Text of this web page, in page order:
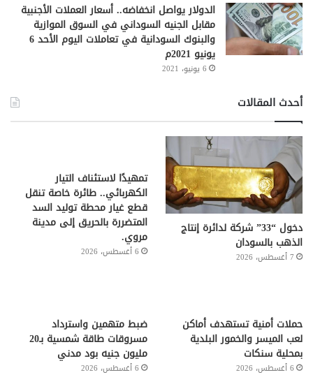
الدولار يواصل انخفاضه.. أسعار العملات الأجنبية
مقابل الجنيه السوداني في السوق الموازية
والبنوك السودانية في تعاملات اليوم الأحد 6
يونيو 2021م
6 يونيو، 2021
أحدث المقالات
دخول “33” شركة لدائرة إنتاج
الذهب بالسودان
7 أغسطس، 2026
تمهيدًا لاستئناف التيار
الكهربائي.. طائرة خاصة تنقل
قطع غيار محطة توليد السد
المتضررة بالحريق إلى مدينة
مروي.
6 أغسطس، 2026
حملات أمنية تستهدف أماكن
لعب الميسر والخمور البلدية
بمحلية سنكات
6 أغسطس، 2026
ضبط متهمين واسترداد
مسروقات طاقة شمسية بـ20
مليون جنيه بود مدني
6 أغسطس، 2026